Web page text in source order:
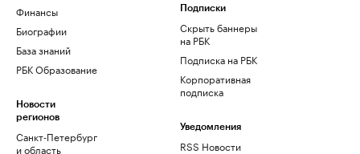
Финансы
Биографии
База знаний
РБК Образование
Новости
регионов
Санкт-Петербург
и область
Подписки
Скрыть баннеры
на РБК
Подписка на РБК
Корпоративная
подписка
Уведомления
RSS Новости